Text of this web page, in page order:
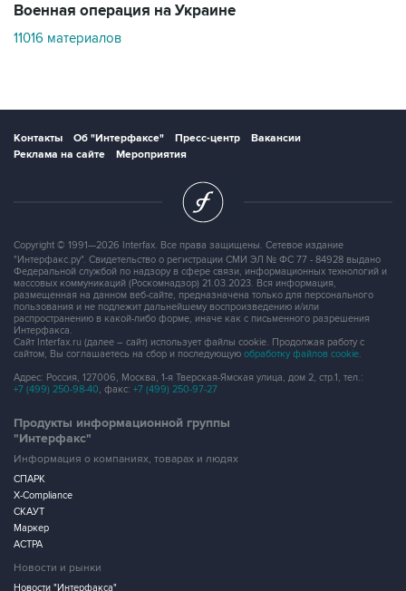
Военная операция на Украине
11016 материалов
Контакты Об "Интерфаксе" Пресс-центр
Вакансии
Реклама на сайте
Мероприятия
Copyright © 1991—2026 Interfax. Все права защищены. Сетевое издание
"Интерфакс.ру". Свидетельство о регистрации СМИ ЭЛ № ФС 77 - 84928 выдано
Федеральной службой по надзору в сфере связи, информационных технологий и
массовых коммуникаций (Роскомнадзор) 21.03.2023. Вся информация,
размещенная на данном веб-сайте, предназначена только для персонального
пользования и не подлежит дальнейшему воспроизведению и/или
распространению в какой-либо форме, иначе как с письменного разрешения
Интерфакса.
Сайт Interfax.ru (далее – сайт) использует файлы cookie. Продолжая работу с
сайтом, Вы соглашаетесь на сбор и последующую обработку файлов cookie.
Адрес: Россия, 127006, Москва, 1-я Тверская-Ямская улица, дом 2, стр.1, тел.:
+7 (499) 250-98-40, факс: +7 (499) 250-97-27
Продукты информационной группы
"Интерфакс"
Информация о компаниях, товарах и людях
СПАРК
X-Compliance
СКАУТ
Маркер
АСТРА
Новости и рынки
Новости "Интерфакса"